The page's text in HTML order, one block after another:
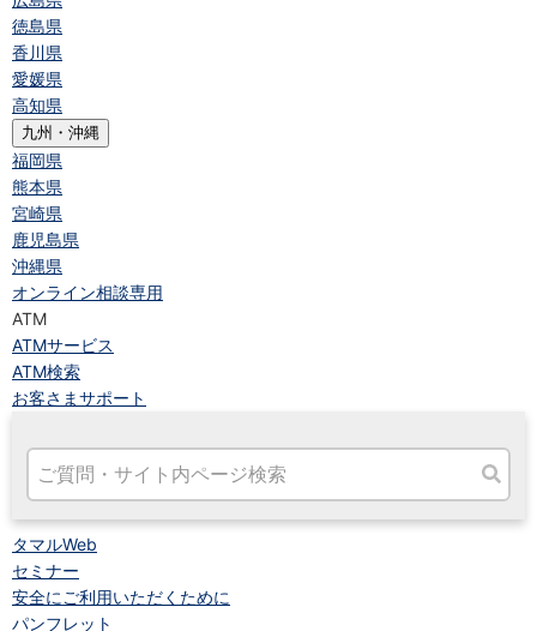
徳島県
香川県
愛媛県
高知県
九州・沖縄
福岡県
熊本県
宮崎県
鹿児島県
沖縄県
オンライン相談専用
ATM
ATMサービス
ATM検索
お客さまサポート
タマルWeb
セミナー
安全にご利用いただくために
パンフレット